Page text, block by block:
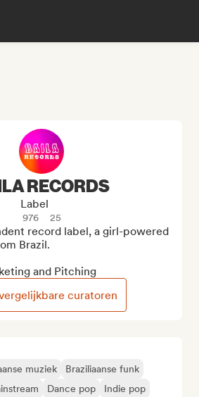
muziek
Braziliaanse funk
Dance pop
Indie pop
RECORDS
Label
976 25
record label, a girl-powered
Brazil.
and Pitching
curatoren